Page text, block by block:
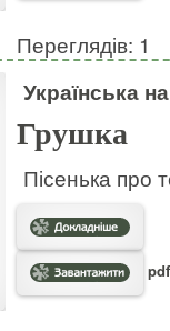
Переглядів: 1
Українська
Грушка
Пісенька про